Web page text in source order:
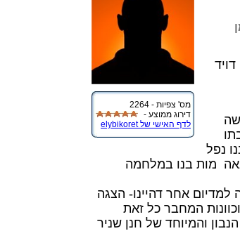
מס' צפיות - 2264
דירוג ממוצע -
לדף האישי של elybikoret
נפל
מות בנו במלחמה
אחר דהיינו- הצגה
המחבר כל זאת
והמיוחד של חנן שניר